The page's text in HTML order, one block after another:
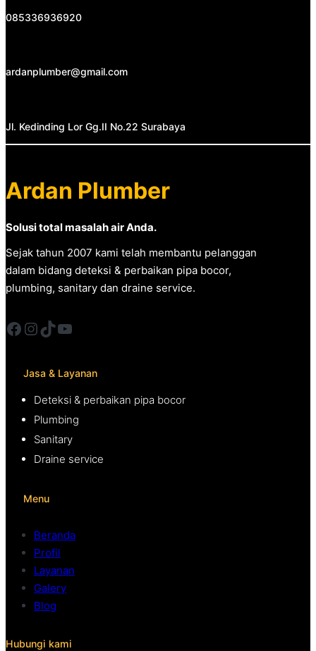
085336936920
ardanplumber@gmail.com
Jl. Kedinding Lor Gg.II No.22 Surabaya
Ardan Plumber
Solusi total masalah air Anda.
Sejak tahun 2007 kami telah membantu pelanggan
dalam bidang deteksi & perbaikan pipa bocor,
plumbing, sanitary dan draine service.
Facebook InstagramTikTok YouTube
Jasa & Layanan
Deteksi & perbaikan pipa bocor
Plumbing
Sanitary
Draine service
Menu
Beranda
Profil
Layanan
Galery
Blog
Hubungi kami